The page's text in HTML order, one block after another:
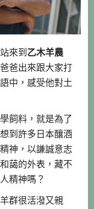
來到 乙木羊農
爸出來跟大家打
中，感受他對土
飼料，就是為了
到許多日本釀酒
神，以謙誠意志
藹的外表，藏不
精神嗎？
群很活潑又親